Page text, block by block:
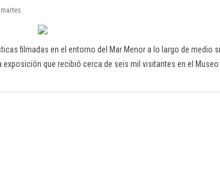
filmadas en el entorno del Mar Menor a lo largo de medio
que recibió cerca de seis mil visitantes en el Museo